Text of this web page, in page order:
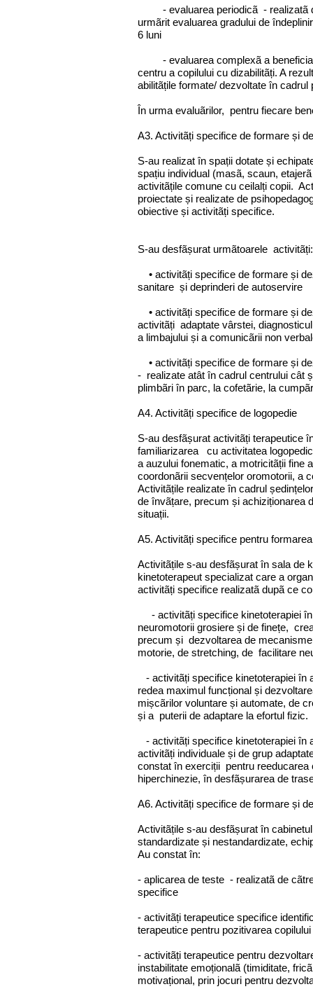
- evaluarea periodicã - realizatã de
urmãrit evaluarea gradului de
6 luni
- evaluarea complexã a
centru a copilului cu dizabilitãți. A
abilitãțile formate/ dezvoltate în
În urma evaluãrilor, pentru fiecare
A3. Activitãți specifice de formare și
S-au realizat în spații dotate și
spațiu individual (masã, scaun,
activitãțile comune cu ceilalți copii.
proiectate și realizate de
obiective și activitãți specifice.
S-au desfãșurat urmãtoarele activitãți:
• activitãți specifice de formare și
sanitare și deprinderi de autoservire
• activitãți specifice de formare și
activitãți adaptate vârstei,
a limbajului și a comunicãrii non
• activitãți specifice de formare și
- realizate atât în cadrul centrului cât
plimbãri în parc, la cofetãrie, la
A4. Activitãți specifice de logopedie
S-au desfãșurat activitãți terapeutice
familiarizarea cu activitatea
a auzului fonematic, a motricitãții fine
coordonãrii secvențelor oromotorii, a
Activitãțile realizate în cadrul
de învãțare, precum și achiziționarea
situații.
A5. Activitãți specifice pentru
Activitãțile s-au desfãșurat în sala de
kinetoterapeut specializat care a
activitãți specifice realizatã dupã ce
- activitãți specifice kinetoterapiei în
neuromotorii grosiere și de finețe,
precum și dezvoltarea de
motorie, de stretching, de facilitare
- activitãți specifice kinetoterapiei în
redea maximul funcțional și
mișcãrilor voluntare și automate, de
și a puterii de adaptare la efortul fizic.
- activitãți specifice kinetoterapiei în
activitãți individuale și de grup
constat în exerciții pentru reeducarea
hiperchinezie, în desfãșurarea de
A6. Activitãți specifice de formare și
Activitãțile s-au desfãșurat în
standardizate și nestandardizate,
Au constat în:
- aplicarea de teste - realizatã de
specifice
- activitãți terapeutice specifice
terapeutice pentru pozitivarea
- activitãți terapeutice pentru
instabilitate emoționalã (timiditate,
motivațional, prin jocuri pentru